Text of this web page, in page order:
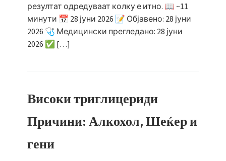
резултат одредуваат колку е итно. 📖 ~11
минути 📅 28 јуни 2026 📝 Објавено: 28 јуни
2026 🩺 Медицински прегледано: 28 јуни
2026 ✅ […]
Високи триглицериди
Причини: Алкохол, Шеќер и
гени